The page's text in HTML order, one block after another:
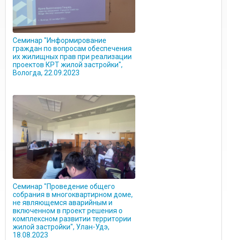
Семинар "Информирование
граждан по вопросам обеспечения
их жилищных прав при реализации
проектов КРТ жилой застройки",
Вологда, 22.09.2023
Семинар "Проведение общего
собрания в многоквартирном доме,
не являющемся аварийным и
включенном в проект решения о
комплексном развитии территории
жилой застройки", Улан-Удэ,
18.08.2023